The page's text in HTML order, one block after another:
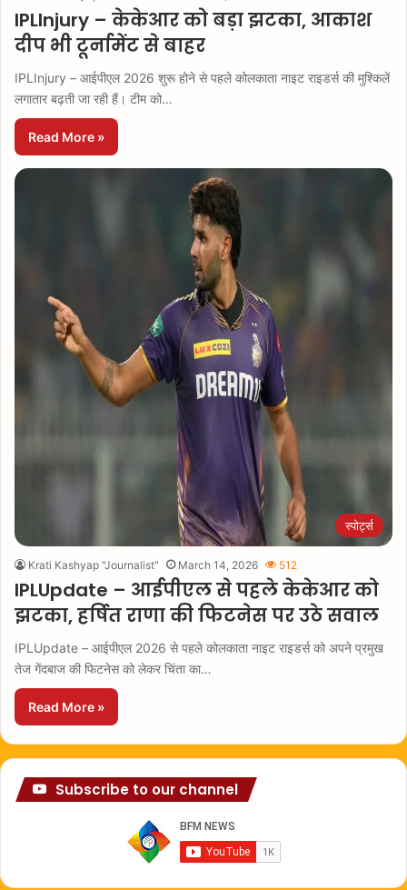
IPLInjury – केकेआर को बड़ा झटका, आकाश
दीप भी टूर्नामेंट से बाहर
IPLInjury – आईपीएल 2026 शुरू होने से पहले कोलकाता नाइट राइडर्स की मुश्किलें
लगातार बढ़ती जा रही हैं। टीम को…
Read More »
स्पोर्ट्स
Krati Kashyap "Journalist" March 14, 2026 512
IPLUpdate – आईपीएल से पहले केकेआर को
झटका, हर्षित राणा की फिटनेस पर उठे सवाल
IPLUpdate – आईपीएल 2026 से पहले कोलकाता नाइट राइडर्स को अपने प्रमुख
तेज गेंदबाज की फिटनेस को लेकर चिंता का…
Read More »
Subscribe to our channel